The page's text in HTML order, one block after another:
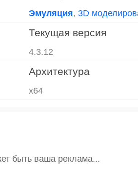
Эмуляция, 3D
Текущая версия
4.3.12
Архитектура
x64